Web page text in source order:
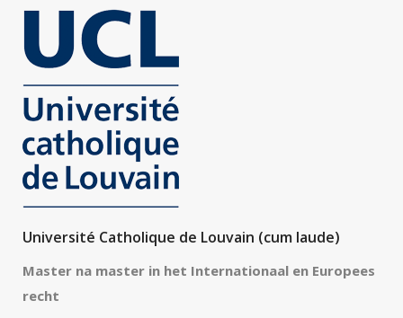
Université Catholique de Louvain (cum laude)
Master na master in het Internationaal en Europees
recht